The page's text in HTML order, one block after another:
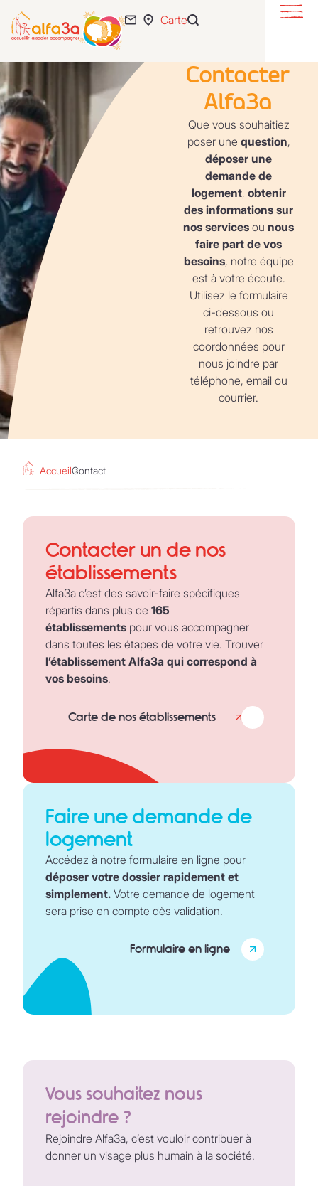
Carte
Se loger
S’intégrer
L’association
Nous rejoindre
Contacter
Alfa3a
Que vous souhaitiez
poser une question,
déposer une
demande de
logement, obtenir
des informations sur
nos services ou nous
faire part de vos
besoins, notre équipe
est à votre écoute.
Utilisez le formulaire
ci-dessous ou
retrouvez nos
coordonnées pour
nous joindre par
téléphone, email ou
courrier.
AccueilContact
Contacter un de nos
établissements
Alfa3a c’est des savoir-faire spécifiques
répartis dans plus de 165
établissements pour vous accompagner
dans toutes les étapes de votre vie. Trouver
l’établissement Alfa3a qui correspond à
vos besoins.
Carte de nos établissements
Faire une demande de
logement
Accédez à notre formulaire en ligne pour
déposer votre dossier rapidement et
simplement. Votre demande de logement
sera prise en compte dès validation.
Formulaire en ligne
Vous souhaitez nous
rejoindre ?
Rejoindre Alfa3a, c’est vouloir contribuer à
donner un visage plus humain à la société.